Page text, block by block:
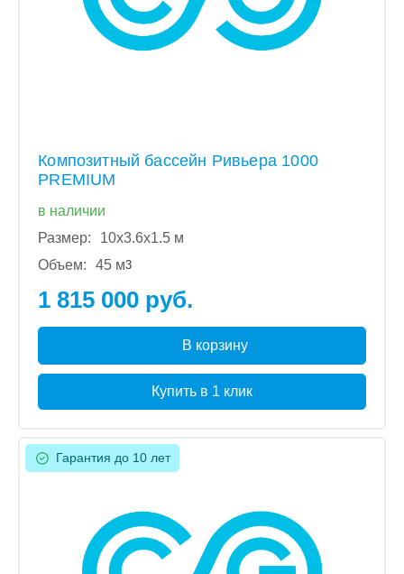
Композитный бассейн Ривьера 1000
PREMIUM
в наличии
Размер:
10x3.6x1.5 м
Объем:
45 м3
1 815 000 руб.
В корзину
Купить в 1 клик
Гарантия до 10 лет